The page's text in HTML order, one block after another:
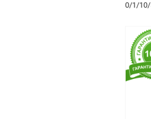
0/1/10/